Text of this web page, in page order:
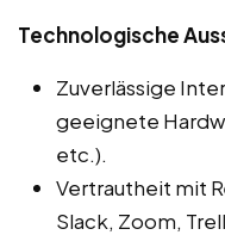
Technologische
Zuverlässige
geeignete
etc.).
Vertrautheit mit
Slack, Zoom,